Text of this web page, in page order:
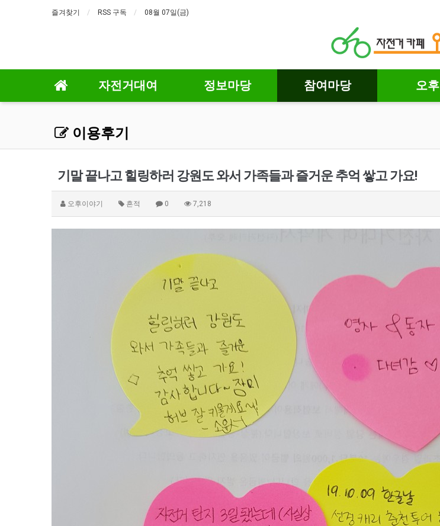
즐겨찾기 RSS 구독 08월 07일(금)
자전거대여 정보마당 참여마당 오후
이용후기
기말 끝나고 힐링하러 강원도 와서 가족들과 즐거운 추억 쌓고 가요!
오후이야기 흔적 0 7,218